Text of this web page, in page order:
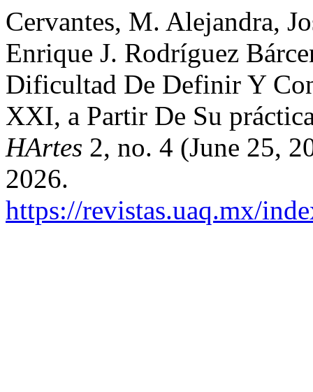
Cervantes, M. Alejandra,
Enrique J. Rodríguez
Dificultad De Definir Y
XXI, a Partir De Su
HArtes 2, no. 4 (June 25,
2026.
https://revistas.uaq.mx/